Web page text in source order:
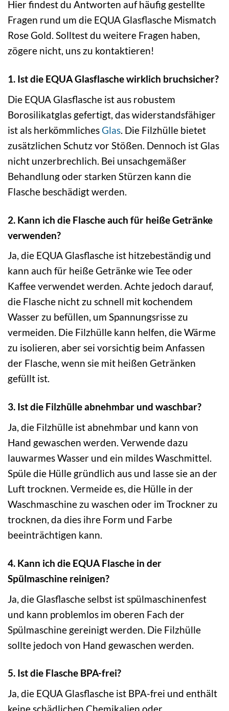
Hier findest du Antworten auf häufig gestellte
Fragen rund um die EQUA Glasflasche Mismatch
Rose Gold. Solltest du weitere Fragen haben,
zögere nicht, uns zu kontaktieren!
1. Ist die EQUA Glasflasche wirklich bruchsicher?
Die EQUA Glasflasche ist aus robustem
Borosilikatglas gefertigt, das widerstandsfähiger
ist als herkömmlichesGlas. Die Filzhülle bietet
zusätzlichen Schutz vor Stößen. Dennoch ist Glas
nicht unzerbrechlich. Bei unsachgemäßer
Behandlung oder starken Stürzen kann die
Flasche beschädigt werden.
2. Kann ich die Flasche auch für heiße Getränke
verwenden?
Ja, die EQUA Glasflasche ist hitzebeständig und
kann auch für heiße Getränke wie Tee oder
Kaffee verwendet werden. Achte jedoch darauf,
die Flasche nicht zu schnell mit kochendem
Wasser zu befüllen, um Spannungsrisse zu
vermeiden. Die Filzhülle kann helfen, die Wärme
zu isolieren, aber sei vorsichtig beim Anfassen
der Flasche, wenn sie mit heißen Getränken
gefüllt ist.
3. Ist die Filzhülle abnehmbar und waschbar?
Ja, die Filzhülle ist abnehmbar und kann von
Hand gewaschen werden. Verwende dazu
lauwarmes Wasser und ein mildes Waschmittel.
Spüle die Hülle gründlich aus und lasse sie an der
Luft trocknen. Vermeide es, die Hülle in der
Waschmaschine zu waschen oder im Trockner zu
trocknen, da dies ihre Form und Farbe
beeinträchtigen kann.
4. Kann ich die EQUA Flasche in der
Spülmaschine reinigen?
Ja, die Glasflasche selbst ist spülmaschinenfest
und kann problemlos im oberen Fach der
Spülmaschine gereinigt werden. Die Filzhülle
sollte jedoch von Hand gewaschen werden.
5. Ist die Flasche BPA-frei?
Ja, die EQUA Glasflasche ist BPA-frei und enthält